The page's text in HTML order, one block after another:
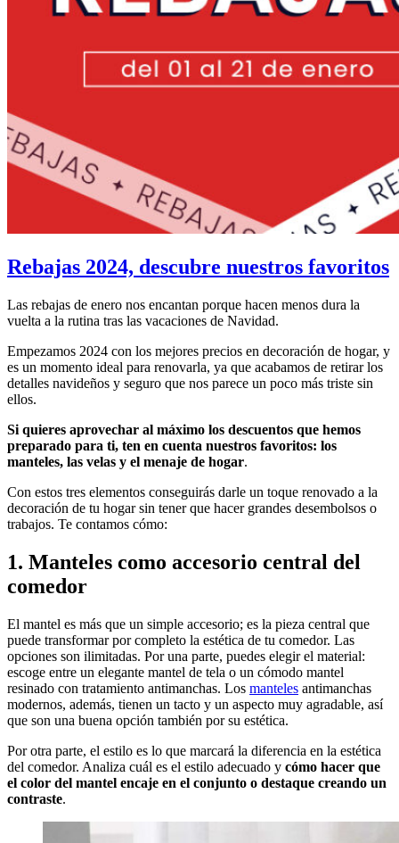
Rebajas 2024, descubre nuestros favoritos
Las rebajas de enero nos encantan porque hacen menos dura la
vuelta a la rutina tras las vacaciones de Navidad.
Empezamos 2024 con los mejores precios en decoración de hogar, y
es un momento ideal para renovarla, ya que acabamos de retirar los
detalles navideños y seguro que nos parece un poco más triste sin
ellos.
Si quieres aprovechar al máximo los descuentos que hemos
preparado para ti, ten en cuenta nuestros favoritos: los
manteles, las velas y el menaje de hogar.
Con estos tres elementos conseguirás darle un toque renovado a la
decoración de tu hogar sin tener que hacer grandes desembolsos o
trabajos. Te contamos cómo:
1. Manteles como accesorio central del
comedor
El mantel es más que un simple accesorio; es la pieza central que
puede transformar por completo la estética de tu comedor. Las
opciones son ilimitadas. Por una parte, puedes elegir el material:
escoge entre un elegante mantel de tela o un cómodo mantel
resinado con tratamiento antimanchas. Los manteles antimanchas
modernos, además, tienen un tacto y un aspecto muy agradable, así
que son una buena opción también por su estética.
Por otra parte, el estilo es lo que marcará la diferencia en la estética
del comedor. Analiza cuál es el estilo adecuado y cómo hacer que
el color del mantel encaje en el conjunto o destaque creando un
contraste.